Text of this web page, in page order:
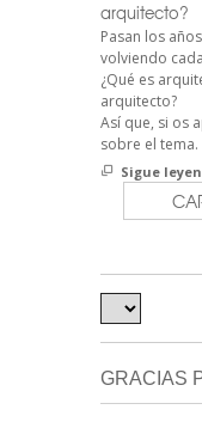
arquitecto?
Pasan los
volviendo
¿Qué es
arquitecto?
Así que, si os
sobre el tema.
Sigue
GRACIAS